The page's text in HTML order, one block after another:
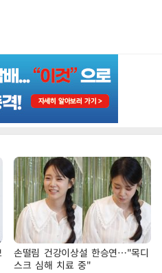
손떨림 건강이상설 한승연…"목디
스크 심해 치료 중"